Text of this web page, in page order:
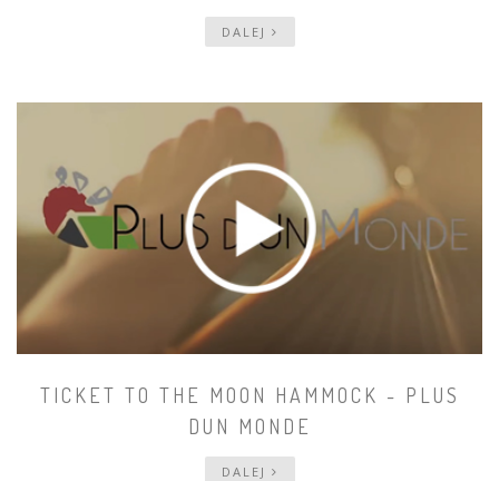
DALEJ
TICKET TO THE MOON HAMMOCK - PLUS
DUN MONDE
DALEJ